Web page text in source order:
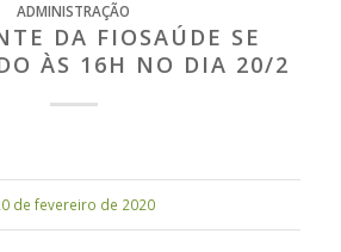
ADMINISTRAÇÃO
DA FIOSAÚDE SE
ÀS 16H NO DIA 20/2
de fevereiro de 2020